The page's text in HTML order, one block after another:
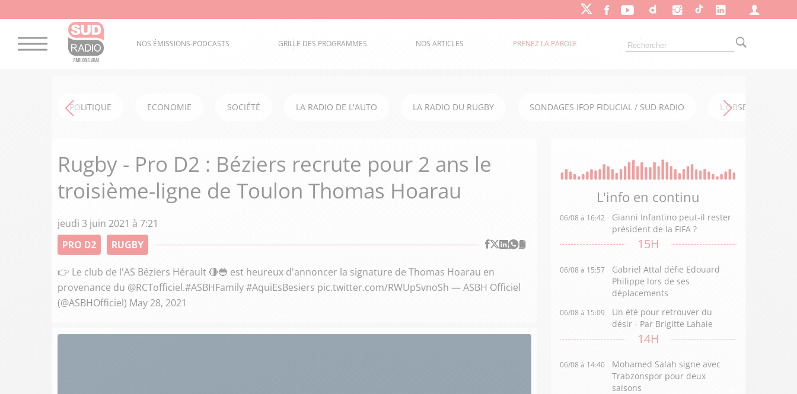
NOS ÉMISSIONS-PODCASTS GRILLE DES PROGRAMMES NOS ARTICLES PRENEZ LA PAROLE
POLITIQUE ECONOMIE SOCIÉTÉ LA RADIO DE L'AUTO LA RADIO DU RUGBY SONDAGES IFOP FIDUCIAL / SUD RADIO L'OBSERVATOIRE
Rugby - Pro D2 : Béziers recrute pour 2 ans le
troisième-ligne de Toulon Thomas Hoarau
jeudi 3 juin 2021 à 7:21
PRO D2
RUGBY
👉 Le club de l'AS Béziers Hérault 🔴🔵 est heureux d'annoncer la signature de Thomas Hoarau en
provenance du @RCTofficiel.#ASBHFamily #AquiEsBesiers pic.twitter.com/RWUpSvnoSh — ASBH Officiel
(@ASBHOfficiel) May 28, 2021
L'info en continu
06/08 à 16:42
Gianni Infantino peut-il rester
président de la FIFA ?
15H
06/08 à 15:57
Gabriel Attal défie Edouard
Philippe lors de ses
déplacements
06/08 à 15:09
Un été pour retrouver du
désir - Par Brigitte Lahaie
14H
06/08 à 14:40
Mohamed Salah signe avec
Trabzonspor pour deux
saisons